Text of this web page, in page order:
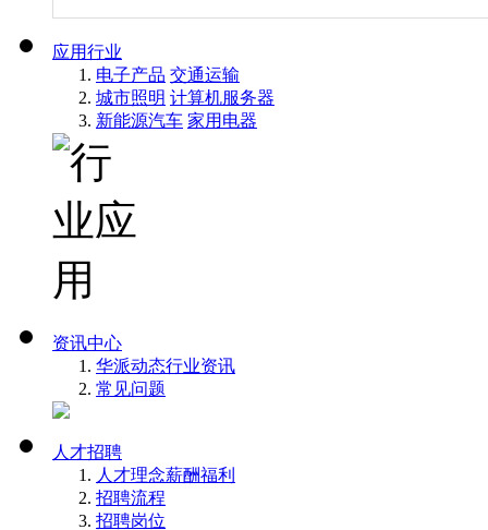
应用行业
电子产品 交通运输
城市照明 计算机服务器
新能源汽车 家用电器
资讯中心
华派动态行业资讯
常见问题
人才招聘
人才理念薪酬福利
招聘流程
招聘岗位